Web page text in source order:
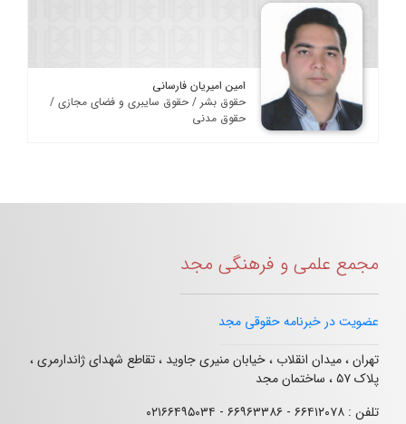
امین امیریان فارسانی
حقوق بشر / حقوق سایبری و فضای مجازی /
حقوق مدنی
مجمع علمی و فرهنگی مجد
عضویت در خبرنامه حقوقی مجد
تهران ، میدان انقلاب ، خیابان منیری جاوید ، تقاطع شهدای ژاندارمری ،
پلاک ۵۷ ، ساختمان مجد
تلفن : ۶۶۴۱۲۰۷۸ - ۶۶۹۶۳۳۸۶ - ۰۲۱۶۶۴۹۵۰۳۴